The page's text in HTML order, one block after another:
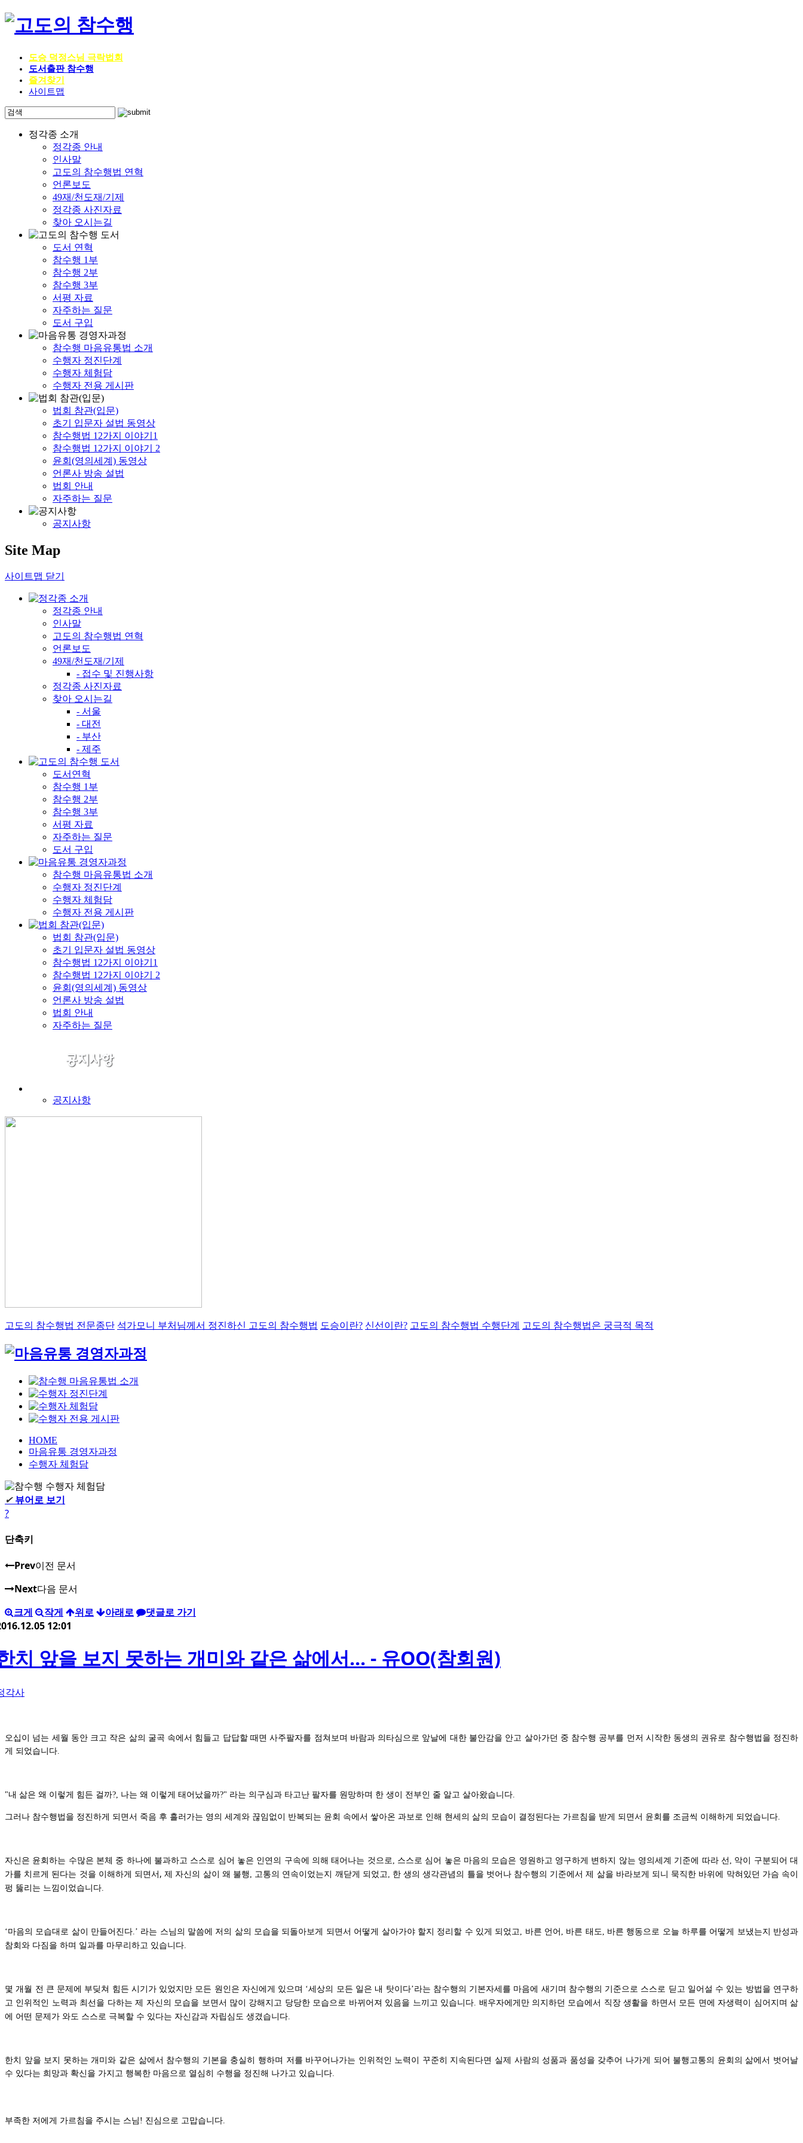
도승 덕정스님 극락법회
도서출판 참수행
즐겨찾기
사이트맵
정각종 소개
정각종 안내
인사말
고도의 참수행법 연혁
언론보도
49재/천도재/기제
정각종 사진자료
찾아 오시는길
도서 연혁
참수행 1부
참수행 2부
참수행 3부
서평 자료
자주하는 질문
도서 구입
참수행 마음유통법 소개
수행자 정진단계
수행자 체험담
수행자 전용 게시판
법회 참관(입문)
초기 입문자 설법 동영상
참수행법 12가지 이야기1
참수행법 12가지 이야기 2
윤회(영의세계) 동영상
언론사 방송 설법
법회 안내
자주하는 질문
공지사항
Site Map
사이트맵 닫기
정각종 안내
인사말
고도의 참수행법 연혁
언론보도
49재/천도재/기제
- 접수 및 진행사항
정각종 사진자료
찾아 오시는길
- 서울
- 대전
- 부산
- 제주
도서연혁
참수행 1부
참수행 2부
참수행 3부
서평 자료
자주하는 질문
도서 구입
참수행 마음유통법 소개
수행자 정진단계
수행자 체험담
수행자 전용 게시판
법회 참관(입문)
초기 입문자 설법 동영상
참수행법 12가지 이야기1
참수행법 12가지 이야기 2
윤회(영의세계) 동영상
언론사 방송 설법
법회 안내
자주하는 질문
공지사항
고도의 참수행법 전문종단 석가모니 부처님께서 정진하신 고도의 참수행법 도승이란? 신선이란? 고도의 참수행법 수행단계 고도의 참수행법은 궁극적 목적
HOME
마음유통 경영자과정
수행자 체험담
✔ 뷰어로 보기
?
단축키
Prev이전 문서
Next다음 문서
크게
작게 위로 아래로
댓글로 가기
12:01
치 앞을 보지 못하는 개미와 같은 삶에서... - 유OO(참회원)
각사
오십이 넘는 세월 동안 크고 작은 삶의 굴곡 속에서 힘들고 답답할 때면 사주팔자를 점쳐보며 바람과 의타심으로 앞날에 대한 불안감을 안고 살아가던 중 참수행 공부를 먼저 시작한 동생의 권유로 참수행법을 정진하
게 되었습니다
"내 삶은 왜 이렇게 힘든 걸까?, 나는 왜 이렇게 태어났을까?" 라는 의구심과 타고난 팔자를 원망하며 한 생이 전부인 줄 알고 살아왔습니다
그러나 참수행법을 정진하게 되면서 죽음 후 흘러가는 영의 세계와 끊임없이 반복되는 윤회 속에서 쌓아온 과보로 인해 현세의 삶의 모습이 결정된다는 가르침을 받게 되면서 윤회를 조금씩 이해하게 되었습니다
자신은 윤회하는 수많은 본체 중 하나에 불과하고 스스로 심어 놓은 인연의 구속에 의해 태어나는 것으로 스스로 심어 놓은 마음의 모습은 영원하고 영구하게 변하지 않는 영의세계 기준에 따라 선 악이 구분되어 대
가를 치르게 된다는 것을 이해하게 되면서, 제 자신의 삶이 왜 불행 고통의 연속이었는지 깨닫게 되었고 한 생의 생각관념의 틀을 벗어나 참수행의 기준에서 제 삶을 바라보게 되니 묵직한 바위에 막혀있던 가슴 속이
펑 뚫리는 느낌이었습니다
‘마음의 모습대로 삶이 만들어진다 .’ 라는 스님의 말씀에 저의 삶의 모습을 되돌아보게 되면서 어떻게 살아가야 할지 정리할 수 있게 되었고 바른 언어 바른 태도 바른 행동으로 오늘 하루를 어떻게 보냈는지 반성과
참회와 다짐을 하며 일과를 마무리하고 있습니다
몇 개월 전 큰 문제에 부딪쳐 힘든 시기가 있었지만 모든 원인은 자신에게 있으며 ‘세상의 모든 일은 내 탓이다’라는 참수행의 기본자세를 마음에 새기며 참수행의 기준으로 스스로 딛고 일어설 수 있는 방법을 연구하
고 인위적인 노력과 최선을 다하는 제 자신의 모습을 보면서 많이 강해지고 당당한 모습으로 바뀌어져 있음을 느끼고 있습니다 배우자에게만 의지하던 모습에서 직장 생활을 하면서 모든 면에 자생력이 심어지며 삶
에 어떤 문제가 와도 스스로 극복할 수 있다는 자신감과 자립심도 생겼습니다
한치 앞을 보지 못하는 개미와 같은 삶에서 참수행의 기본을 충실히 행하며 저를 바꾸어나가는 인위적인 노력이 꾸준히 지속된다면 실제 사람의 성품과 품성을 갖추어 나가게 되어 불행고통의 윤회의 삶에서 벗어날
수 있다는 희망과 확신을 가지고 행복한 마음으로 열심히 수행을 정진해 나가고 있습니다
부족한 저에게 가르침을 주시는 스님 ! 진심으로 고맙습니다